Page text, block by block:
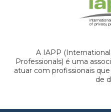
A IAPP
Professionals) é uma
atuar com profissionais
de